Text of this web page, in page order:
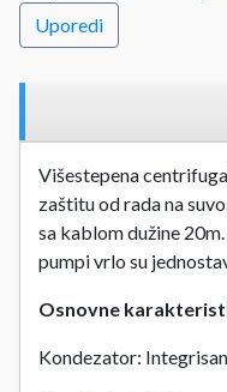
Uporedi
Višestepena
zaštitu od rada na
sa kablom dužine
pumpi vrlo su
Osnovne
Kondezator: